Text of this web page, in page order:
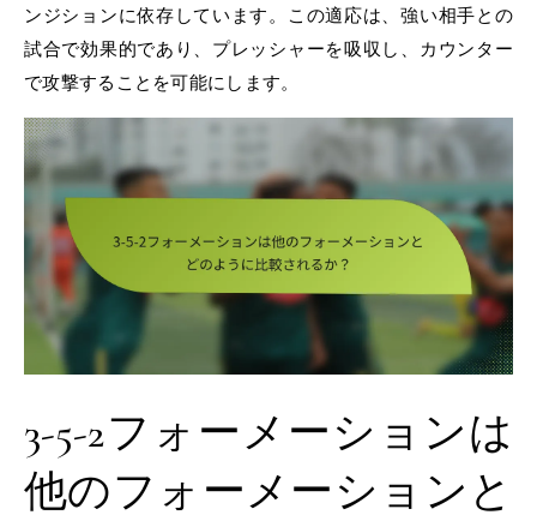
ンジションに依存しています。この適応は、強い相手との
試合で効果的であり、プレッシャーを吸収し、カウンター
で攻撃することを可能にします。
3-5-2フォーメーションは
他のフォーメーションと